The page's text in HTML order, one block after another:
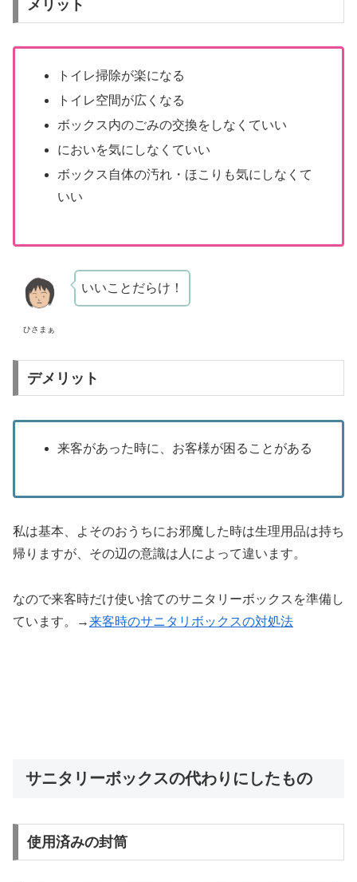
メリット
トイレ掃除が楽になる
トイレ空間が広くなる
ボックス内のごみの交換をしなくていい
においを気にしなくていい
ボックス自体の汚れ・ほこりも気にしなくて
いい
ひさまぁ
いいことだらけ！
デメリット
来客があった時に、お客様が困ることがある
私は基本、よそのおうちにお邪魔した時は生理用品は持ち
帰りますが、その辺の意識は人によって違います。
なので来客時だけ使い捨てのサニタリーボックスを準備し
ています。→来客時のサニタリボックスの対処法
サニタリーボックスの代わりにしたもの
使用済みの封筒